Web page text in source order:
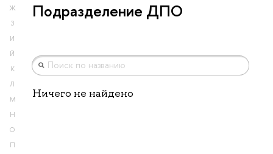
Ж
З
И
Й
К
Л
М
Н
О
П
Подразделение ДПО
Ничего не найдено